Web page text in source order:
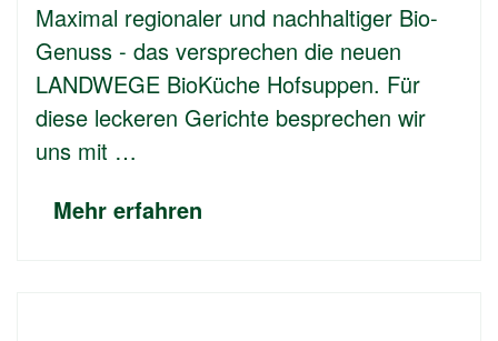
Maximal regionaler und nachhaltiger Bio-
Genuss - das versprechen die neuen
LANDWEGE BioKüche Hofsuppen. Für
diese leckeren Gerichte besprechen wir
uns mit …
Mehr erfahren